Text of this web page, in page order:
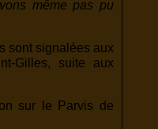
même pas pu
sont signalées aux
Gilles, suite aux
sur le Parvis de